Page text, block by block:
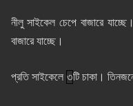
নীলু সাইকেল চেপে বাজারে
বাজারে যাচ্ছে।
প্রতি সাইকেলে ৩টি চাকা।